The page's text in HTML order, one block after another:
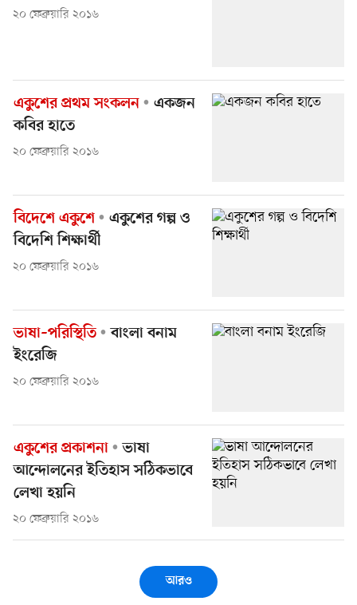
২০ ফেব্রুয়ারি ২০১৬
একুশের প্রথম সংকলন
একজন
কবির হাতে
২০ ফেব্রুয়ারি ২০১৬
বিদেশে একুশে
একুশের গল্প ও
বিদেশি শিক্ষার্থী
২০ ফেব্রুয়ারি ২০১৬
ভাষা–পরিস্থিতি
বাংলা বনাম
ইংরেজি
২০ ফেব্রুয়ারি ২০১৬
একুশের প্রকাশনা
ভাষা
আন্দোলনের ইতিহাস সঠিকভাবে
লেখা হয়নি
২০ ফেব্রুয়ারি ২০১৬
আরও